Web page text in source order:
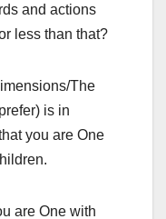
and actions
less than that?
The
is in
you are One
are One with